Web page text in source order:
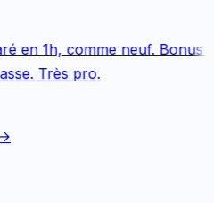
1h, comme neuf. Bonus
Très pro.